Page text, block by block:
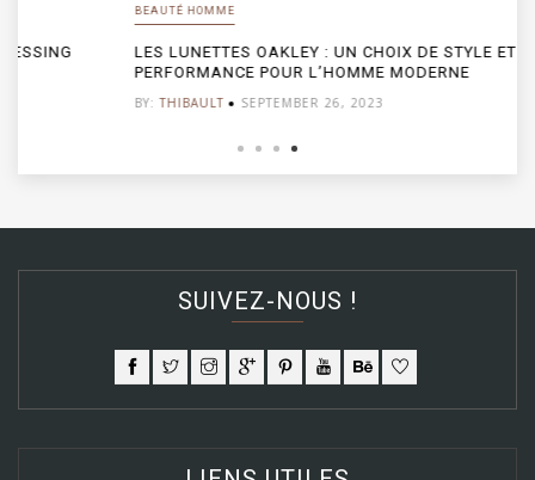
LES LUNETTES OAKLEY : UN CHOIX DE STYLE ET DE
PERFORMANCE POUR L’HOMME MODERNE
SEPTEMBER 26, 2023
SUIVEZ-NOUS !